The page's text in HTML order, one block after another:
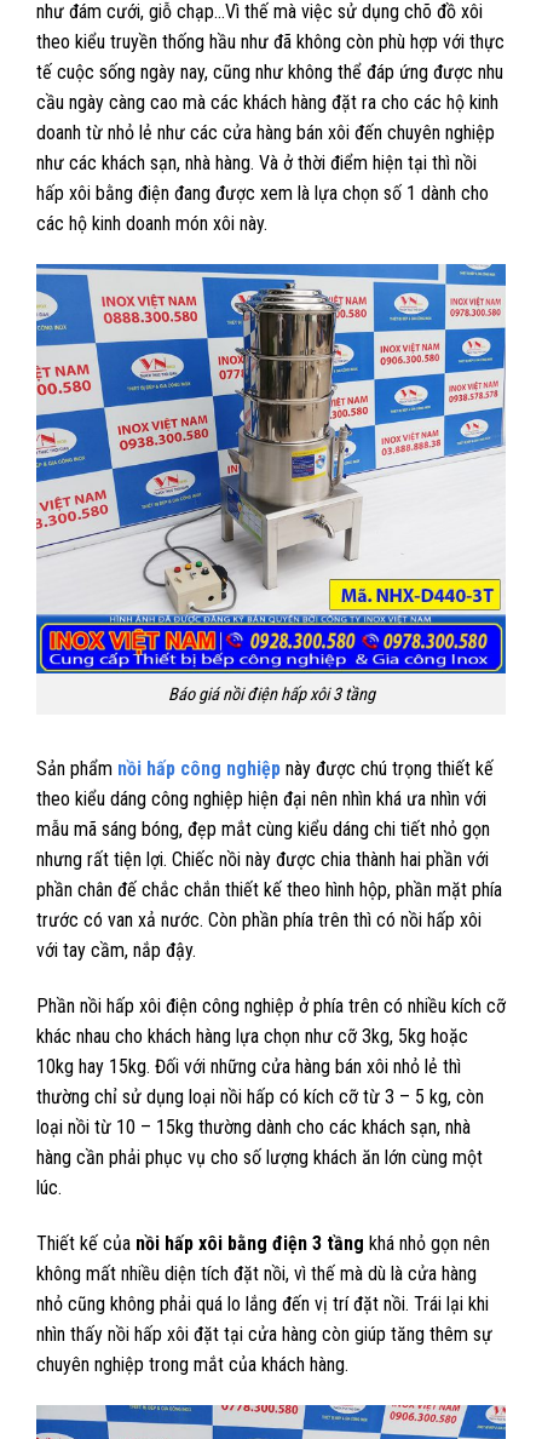
như đám cưới, giỗ chạp…Vì thế mà việc sử dụng chõ đồ xôi
theo kiểu truyền thống hầu như đã không còn phù hợp với thực
tế cuộc sống ngày nay, cũng như không thể đáp ứng được nhu
cầu ngày càng cao mà các khách hàng đặt ra cho các hộ kinh
doanh từ nhỏ lẻ như các cửa hàng bán xôi đến chuyên nghiệp
như các khách sạn, nhà hàng. Và ở thời điểm hiện tại thì nồi
hấp xôi bằng điện đang được xem là lựa chọn số 1 dành cho
các hộ kinh doanh món xôi này.
Báo giá nồi điện hấp xôi 3 tầng
Sản phẩm nồi hấp công nghiệp này được chú trọng thiết kế
theo kiểu dáng công nghiệp hiện đại nên nhìn khá ưa nhìn với
mẫu mã sáng bóng, đẹp mắt cùng kiểu dáng chi tiết nhỏ gọn
nhưng rất tiện lợi. Chiếc nồi này được chia thành hai phần với
phần chân đế chắc chắn thiết kế theo hình hộp, phần mặt phía
trước có van xả nước. Còn phần phía trên thì có nồi hấp xôi
với tay cầm, nắp đậy.
Phần nồi hấp xôi điện công nghiệp ở phía trên có nhiều kích cỡ
khác nhau cho khách hàng lựa chọn như cỡ 3kg, 5kg hoặc
10kg hay 15kg. Đối với những cửa hàng bán xôi nhỏ lẻ thì
thường chỉ sử dụng loại nồi hấp có kích cỡ từ 3 – 5 kg, còn
loại nồi từ 10 – 15kg thường dành cho các khách sạn, nhà
hàng cần phải phục vụ cho số lượng khách ăn lớn cùng một
lúc.
Thiết kế của nồi hấp xôi bằng điện 3 tầng khá nhỏ gọn nên
không mất nhiều diện tích đặt nồi, vì thế mà dù là cửa hàng
nhỏ cũng không phải quá lo lắng đến vị trí đặt nồi. Trái lại khi
nhìn thấy nồi hấp xôi đặt tại cửa hàng còn giúp tăng thêm sự
chuyên nghiệp trong mắt của khách hàng.